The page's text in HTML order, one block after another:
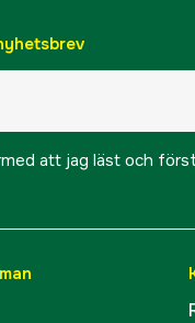
att jag läst och